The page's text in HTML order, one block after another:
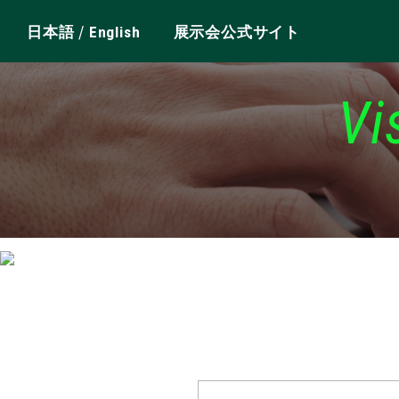
日本語/ English 展示会公式サイト